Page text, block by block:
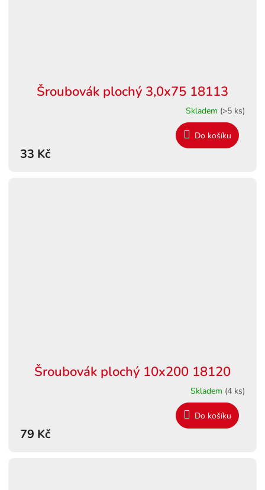
Šroubovák plochý 3,0x75 18113
Skladem (>5 ks)
33 Kč
Do košíku
Šroubovák plochý 10x200 18120
Skladem (4 ks)
79 Kč
Do košíku